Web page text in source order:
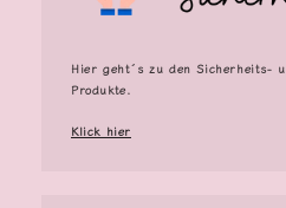
Hier geht´s zu den Sicherheits-
Produkte.
Klick hier